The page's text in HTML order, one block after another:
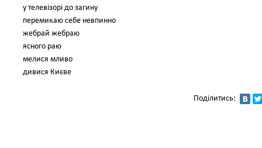
у телевізорі до загину
перемикаю себе невпинно
жебрай жебраю
ясного раю
мелися мливо
дивися Києве
Поділитись: